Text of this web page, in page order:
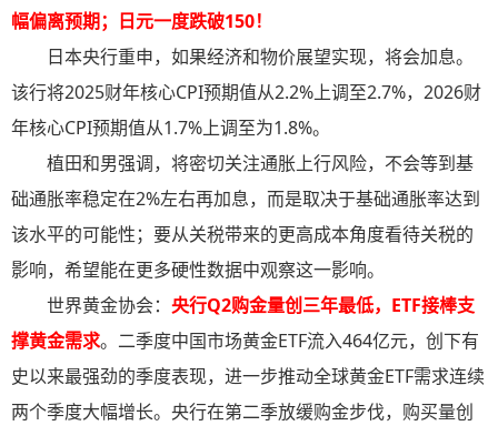
幅偏离预期；日元一度跌破150！
日本央行重申，如果经济和物价展望实现，将会加息。
该行将2025财年核心CPI预期值从2.2%上调至2.7%，2026财
年核心CPI预期值从1.7%上调至为1.8%。
植田和男强调，将密切关注通胀上行风险，不会等到基
础通胀率稳定在2%左右再加息，而是取决于基础通胀率达到
该水平的可能性；要从关税带来的更高成本角度看待关税的
影响，希望能在更多硬性数据中观察这一影响。
世界黄金协会： 央行Q2购金量创三年最低，ETF接棒支
撑黄金需求。二季度中国市场黄金ETF流入464亿元，创下有
史以来最强劲的季度表现，进一步推动全球黄金ETF需求连续
两个季度大幅增长。央行在第二季放缓购金步伐，购买量创